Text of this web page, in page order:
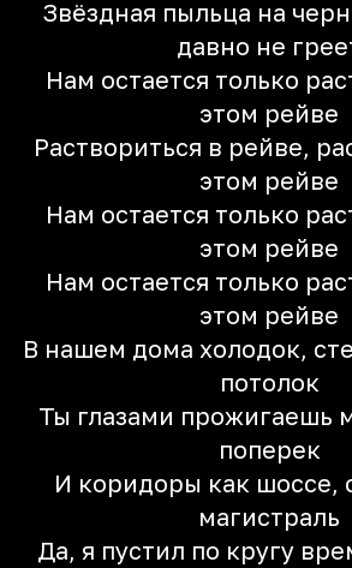
Звёздная пыльца на
давно не
Нам остается только
этом рейве
Раствориться в рейве,
этом рейве
Нам остается только
этом рейве
Нам остается только
этом рейве
В нашем дома холодок,
потолок
Ты глазами прожигаешь
поперек
И коридоры как шоссе,
магистраль
Да, я пустил по кругу